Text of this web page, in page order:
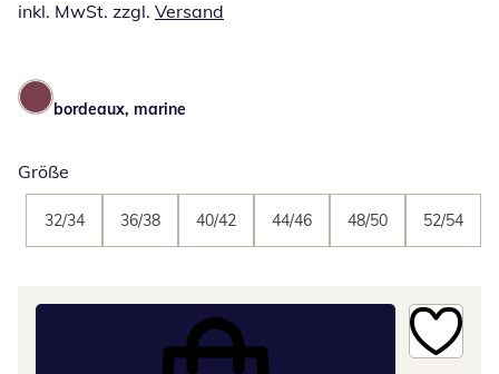
inkl. MwSt. zzgl. Versand
bordeaux, marine
Größe
32/34 36/38 40/42 44/46 48/50 52/54